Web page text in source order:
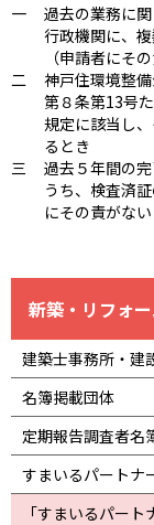
一
過去の業務に
行政機関に、
（申請者にそ
二
神戸住環境整
第８条第13号
規定に該当し
るとき
三
過去５年間の
うち、検査済
にその責がな
新築・リフォ
建築士事務所・建
名簿掲載団体
定期報告調査者名
すまいるパートナ
「すまいるパー